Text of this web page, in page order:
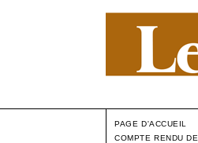
PAGE D'ACCUEIL
COMPTE RENDU